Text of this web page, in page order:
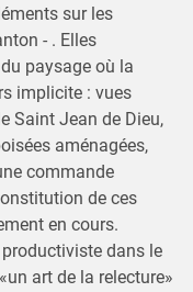
sur les
- . Elles
paysage où la
implicite : vues
Saint Jean de Dieu,
aménagées,
commande
de ces
en cours.
dans le
art de la relecture»